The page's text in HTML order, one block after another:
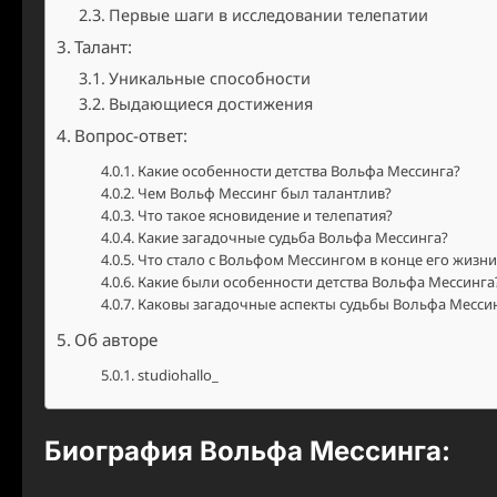
Первые шаги в исследовании телепатии
Талант:
Уникальные способности
Выдающиеся достижения
Вопрос-ответ:
Какие особенности детства Вольфа Мессинга?
Чем Вольф Мессинг был талантлив?
Что такое ясновидение и телепатия?
Какие загадочные судьба Вольфа Мессинга?
Что стало с Вольфом Мессингом в конце его
Какие были особенности детства Вольфа
Каковы загадочные аспекты судьбы Вольфа
Об авторе
studiohallo_
Биография Вольфа Мессинга: